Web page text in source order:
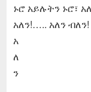
ኑሮ አይሉትን ኑሮ፣
አለን!….. አለን ብለን!
አ
ለ
ን